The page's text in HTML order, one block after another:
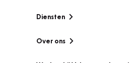
Diensten
Over ons